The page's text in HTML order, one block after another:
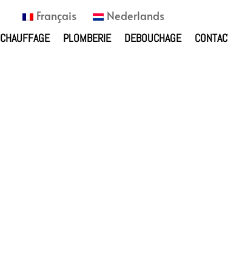
Français Nederlands
CHAUFFAGE PLOMBERIE DEBOUCHAGE